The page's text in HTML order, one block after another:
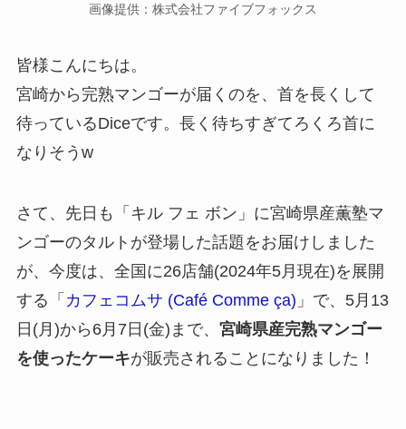
画像提供：株式会社ファイブフォックス
皆様こんにちは。
宮崎から完熟マンゴーが届くのを、首を長くして
待っているDiceです。長く待ちすぎてろくろ首に
なりそうw
さて、先日も「キル フェ ボン」に宮崎県産薫塾マ
ンゴーのタルトが登場した話題をお届けしました
が、今度は、全国に26店舗(2024年5月現在)を展開
する「 カフェコムサ (Café Comme ça) 」で、5月13
日(月)から6月7日(金)まで、 宮崎県産完熟マンゴー
を使ったケーキが販売されることになりました！